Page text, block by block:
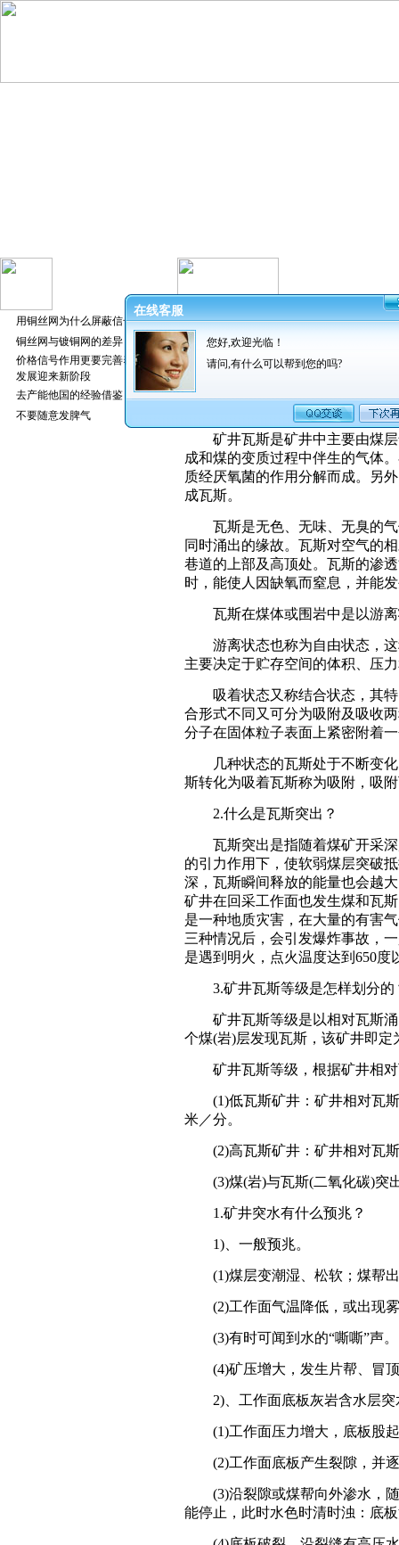
用铜丝网为什么屏蔽信号好
铜丝网与镀铜网的差异
价格信号作用更要完善养猪业
发展迎来新阶段
去产能他国的经验借鉴
不要随意发脾气
1.什么是矿井瓦斯？
矿井瓦斯是矿井中主要由煤层
成和煤的变质过程中伴生的气体
质经厌氧菌的作用分解而成。另
成瓦斯。
瓦斯是无色、无味、无臭的气
同时涌出的缘故。瓦斯对空气的
巷道的上部及高顶处。瓦斯的渗
时，能使人因缺氧而窒息，并能
瓦斯在煤体或围岩中是以游离
游离状态也称为自由状态，这
主要决定于贮存空间的体积、压
吸着状态又称结合状态，其特
合形式不同又可分为吸附及吸收
分子在固体粒子表面上紧密附着
几种状态的瓦斯处于不断变化
斯转化为吸着瓦斯称为吸附，吸
2.什么是瓦斯突出？
瓦斯突出是指随着煤矿开采深
的引力作用下，使软弱煤层突破
深，瓦斯瞬间释放的能量也会越
矿井在回采工作面也发生煤和瓦
是一种地质灾害，在大量的有害
三种情况后，会引发爆炸事故，
是遇到明火，点火温度达到650度
3.矿井瓦斯等级是怎样划分的
矿井瓦斯等级是以相对瓦斯涌
个煤(岩)层发现瓦斯，该矿井即
矿井瓦斯等级，根据矿井相对
(1)低瓦斯矿井：矿井相对瓦斯
米／分。
(2)高瓦斯矿井：矿井相对瓦斯
(3)煤(岩)与瓦斯(二氧化碳)突
1.矿井突水有什么预兆？
1)、一般预兆。
(1)煤层变潮湿、松软；煤帮出
(2)工作面气温降低，或出现雾
(3)有时可闻到水的“嘶嘶”声。
(4)矿压增大，发生片帮、冒顶
2)、工作面底板灰岩含水层突
(1)工作面压力增大，底板股起
(2)工作面底板产生裂隙，并逐
(3)沿裂隙或煤帮向外渗水，随
能停止，此时水色时清时浊：底
在线客服
您好,欢迎光临！
请问,有什么可以帮到您的吗?